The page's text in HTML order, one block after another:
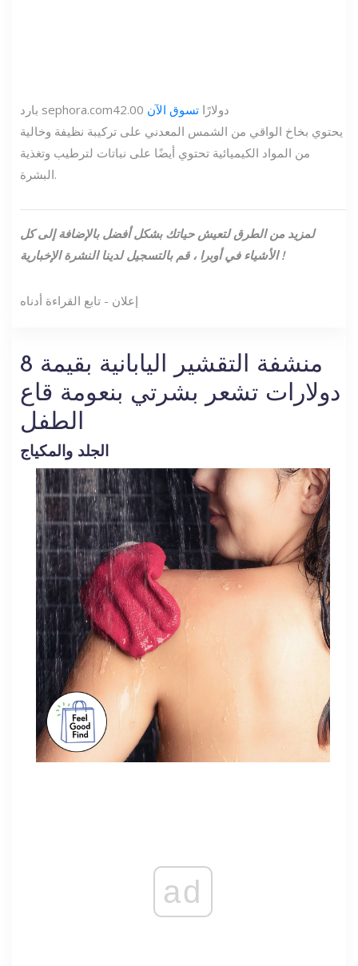
بارد sephora.com 42.00 دولارًا تسوق الآن
يحتوي بخاخ الواقي من الشمس المعدني على تركيبة نظيفة وخالية
من المواد الكيميائية تحتوي أيضًا على نباتات لترطيب وتغذية
البشرة.
لمزيد من الطرق لتعيش حياتك بشكل أفضل بالإضافة إلى كل
الأشياء في أوبرا ،قم بالتسجيل لدينا النشرة الإخبارية !
إعلان - تابع القراءة أدناه
منشفة التقشير اليابانية بقيمة 8
دولارات تشعر بشرتي بنعومة قاع
الطفل
الجلد والمكياج
ad